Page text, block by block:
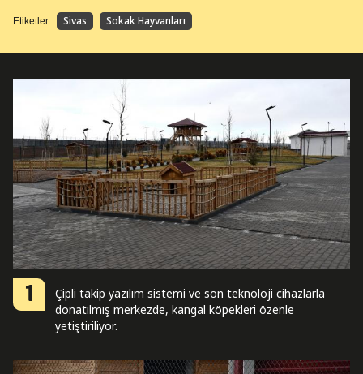
Etiketler : Sivas Sokak Hayvanları
1
Çipli takip yazılım sistemi ve son teknoloji cihazlarla
donatılmış merkezde, kangal köpekleri özenle
yetiştiriliyor.